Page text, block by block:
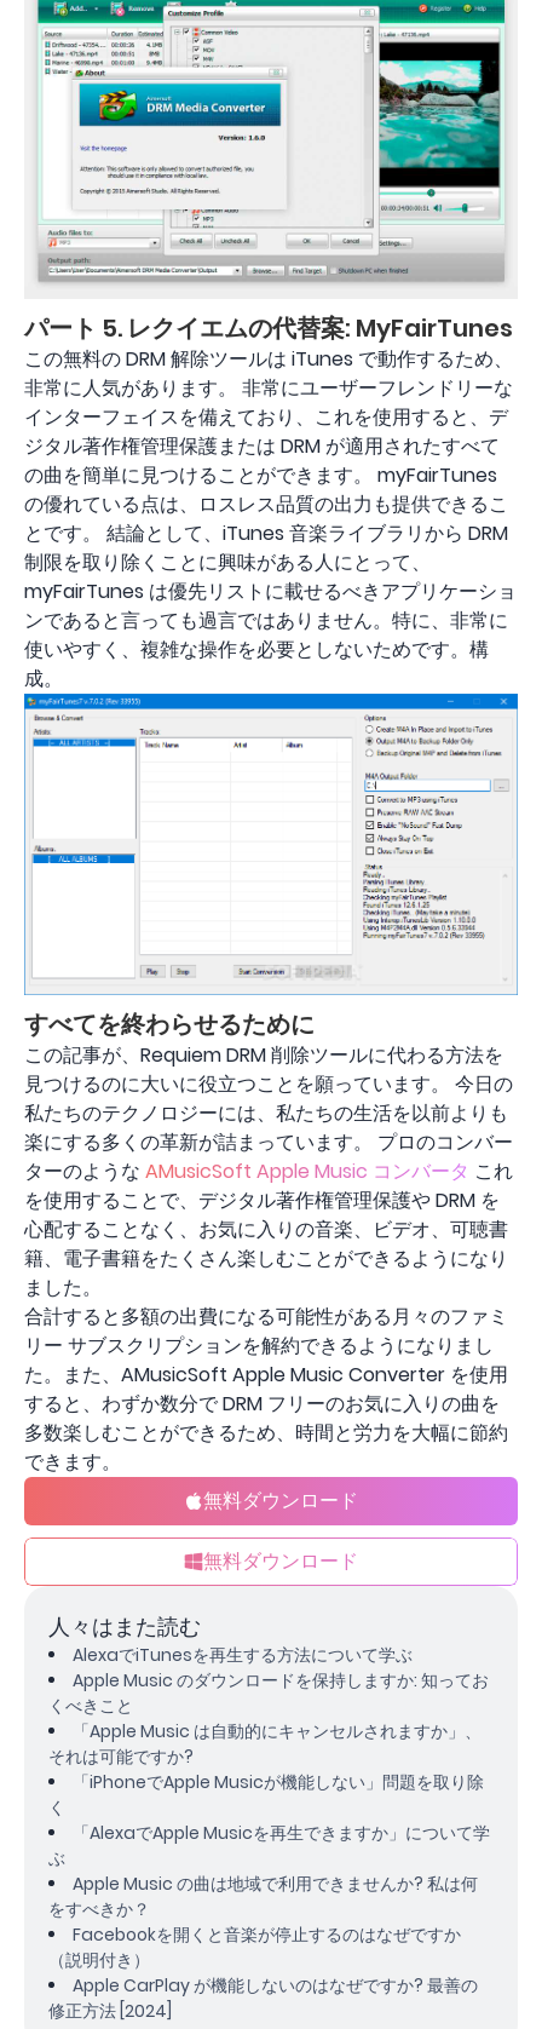
パート 5. レクイエムの代替案: MyFairTunes
この無料の DRM 解除ツールは iTunes で動作するため、
非常に人気があります。 非常にユーザーフレンドリーな
インターフェイスを備えており、これを使用すると、デ
ジタル著作権管理保護または DRM が適用されたすべて
の曲を簡単に見つけることができます。 myFairTunes
の優れている点は、ロスレス品質の出力も提供できるこ
とです。 結論として、iTunes 音楽ライブラリから DRM
制限を取り除くことに興味がある人にとって、
myFairTunes は優先リストに載せるべきアプリケーショ
ンであると言っても過言ではありません。特に、非常に
使いやすく、複雑な操作を必要としないためです。構
成。
すべてを終わらせるために
この記事が、Requiem DRM 削除ツールに代わる方法を
見つけるのに大いに役立つことを願っています。 今日の
私たちのテクノロジーには、私たちの生活を以前よりも
楽にする多くの革新が詰まっています。 プロのコンバー
ターのような AMusicSoft Apple Music コンバータ これ
を使用することで、デジタル著作権管理保護や DRM を
心配することなく、お気に入りの音楽、ビデオ、可聴書
籍、電子書籍をたくさん楽しむことができるようになり
ました。
合計すると多額の出費になる可能性がある月々のファミ
リー サブスクリプションを解約できるようになりまし
た。また、AMusicSoft Apple Music Converter を使用
すると、わずか数分で DRM フリーのお気に入りの曲を
多数楽しむことができるため、時間と労力を大幅に節約
できます。
無料ダウンロード
無料ダウンロード
人々はまた読む
AlexaでiTunesを再生する方法について学ぶ
Apple Music のダウンロードを保持しますか: 知ってお
くべきこと
「Apple Music は自動的にキャンセルされますか」、
それは可能ですか?
「iPhoneでApple Musicが機能しない」問題を取り除
く
「AlexaでApple Musicを再生できますか」について学
ぶ
Apple Music の曲は地域で利用できませんか? 私は何
をすべきか？
Facebookを開くと音楽が停止するのはなぜですか
（説明付き）
Apple CarPlay が機能しないのはなぜですか? 最善の
修正方法 [2024]